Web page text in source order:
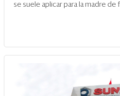
se suele aplicar para la madre de